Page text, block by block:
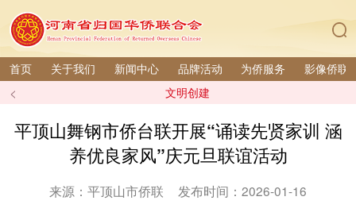
首页 关于我们 新闻中心 品牌活动 为侨服务 影像侨联
< 文明创建
平顶山舞钢市侨台联开展“诵读先贤家训 涵
养优良家风”庆元旦联谊活动
来源：平顶山市侨联 发布时间：2026-01-16